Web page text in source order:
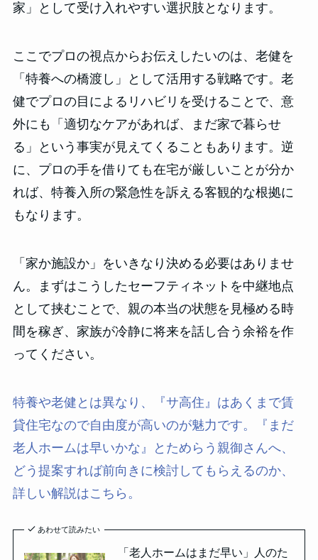
家」として受け入れやすい選択肢となります。
ここでプロの視点からお伝えしたいのは、老健を
「特養への橋渡し」として活用する戦略です。老
健でプロの目によるリハビリを受けることで、意
外にも「適切なケアがあれば、まだ家で暮らせ
る」という事実が見えてくることもあります。逆
に、プロの手を借りても在宅が厳しいことが分か
れば、特養入所の緊急性を訴える客観的な根拠に
もなります。
「家か施設か」をいきなり決める必要はありませ
ん。まずはこうしたセーフティネットを中継地点
として挟むことで、親の本当の状態を見極める時
間を稼ぎ、家族が冷静に将来を話し合う余裕を作
ってください。
特養や老健とは異なり、『サ高住』はあくまで賃
貸住宅なので自由度が高いのが魅力です。『まだ
老人ホームは早いかな』とためらう親御さんへ、
どう提案すれば前向きに検討してもらえるのか、
詳しい解説はこちら。
あわせて読みたい
「老人ホームはまだ早い」人のた